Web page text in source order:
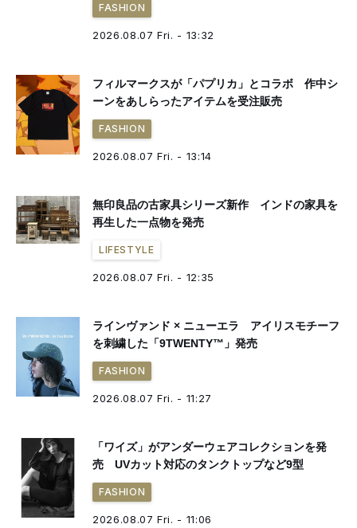
FASHION
2026.08.07 Fri. - 13:32
フィルマークスが「パプリカ」とコラボ 作中シ
ーンをあしらったアイテムを受注販売
FASHION
2026.08.07 Fri. - 13:14
無印良品の古家具シリーズ新作 インドの家具を
再生した一点物を発売
LIFESTYLE
2026.08.07 Fri. - 12:35
ラインヴァンド × ニューエラ アイリスモチーフ
を刺繍した「9TWENTY™」発売
FASHION
2026.08.07 Fri. - 11:27
「ワイズ」がアンダーウェアコレクションを発
売 UVカット対応のタンクトップなど9型
FASHION
2026.08.07 Fri. - 11:06